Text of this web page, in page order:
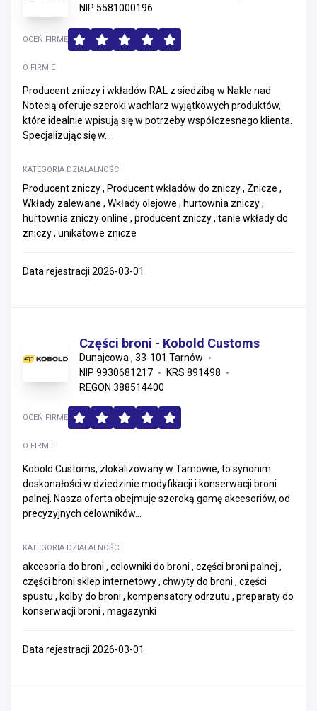
NIP 5581000196
O FIRMIE
Producent zniczy i wkładów RAL z siedzibą w Nakle nad
Notecią oferuje szeroki wachlarz wyjątkowych produktów,
które idealnie wpisują się w potrzeby współczesnego klienta.
Specjalizując się w...
KATEGORIA DZIAŁALNOŚCI
Producent zniczy , Producent wkładów do zniczy , Znicze ,
Wkłady zalewane , Wkłady olejowe , hurtownia zniczy ,
hurtownia zniczy online , producent zniczy , tanie wkłady do
zniczy , unikatowe znicze
OCEŃ FIRMĘ
Data rejestracji 2026-03-01
Części broni - Kobold Customs
Dunajcowa , 33-101 Tarnów
NIP 9930681217
KRS 891498
REGON 388514400
O FIRMIE
Kobold Customs, zlokalizowany w Tarnowie, to synonim
doskonałości w dziedzinie modyfikacji i konserwacji broni
palnej. Nasza oferta obejmuje szeroką gamę akcesoriów, od
precyzyjnych celowników...
KATEGORIA DZIAŁALNOŚCI
akcesoria do broni , celowniki do broni , części broni palnej ,
części broni sklep internetowy , chwyty do broni , części
spustu , kolby do broni , kompensatory odrzutu , preparaty do
konserwacji broni , magazynki
OCEŃ FIRMĘ
Data rejestracji 2026-03-01